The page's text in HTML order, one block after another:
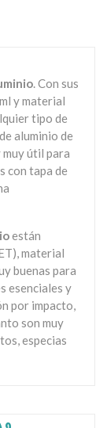
. Con sus
y material
tipo de
aluminio de
útil para
con tapa de
están
material
buenas para
esenciales y
por impacto,
son muy
especias